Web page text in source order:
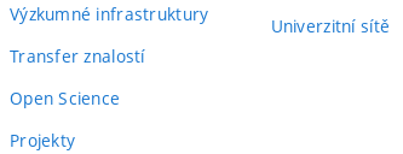
Výzkumné infrastruktury
Transfer znalostí
Open Science
Projekty
Univerzitní sítě